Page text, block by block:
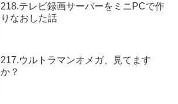
218.テレビ録画サーバーをミニPCで作
りなおした話
217.ウルトラマンオメガ、見てます
か？